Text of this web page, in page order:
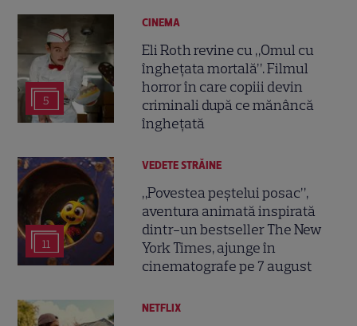
5
CINEMA
Eli Roth revine cu „Omul cu
înghețata mortală”. Filmul
horror în care copiii devin
criminali după ce mănâncă
înghețată
11
VEDETE STRĂINE
„Povestea peștelui posac”,
aventura animată inspirată
dintr-un bestseller The New
York Times, ajunge în
cinematografe pe 7 august
NETFLIX